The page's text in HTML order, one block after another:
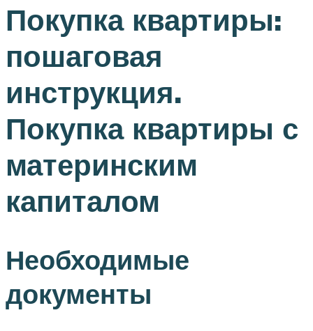
Покупка квартиры:
пошаговая
инструкция.
Покупка квартиры с
материнским
капиталом
Необходимые
документы